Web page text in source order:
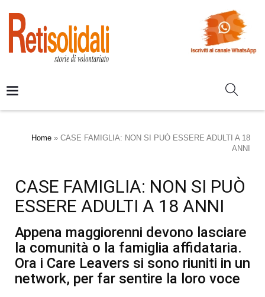
Home » CASE FAMIGLIA: NON SI PUÒ ESSERE ADULTI A 18
ANNI
CASE FAMIGLIA: NON SI PUÒ
ESSERE ADULTI A 18 ANNI
Appena maggiorenni devono lasciare
la comunità o la famiglia affidataria.
Ora i Care Leavers si sono riuniti in un
network, per far sentire la loro voce